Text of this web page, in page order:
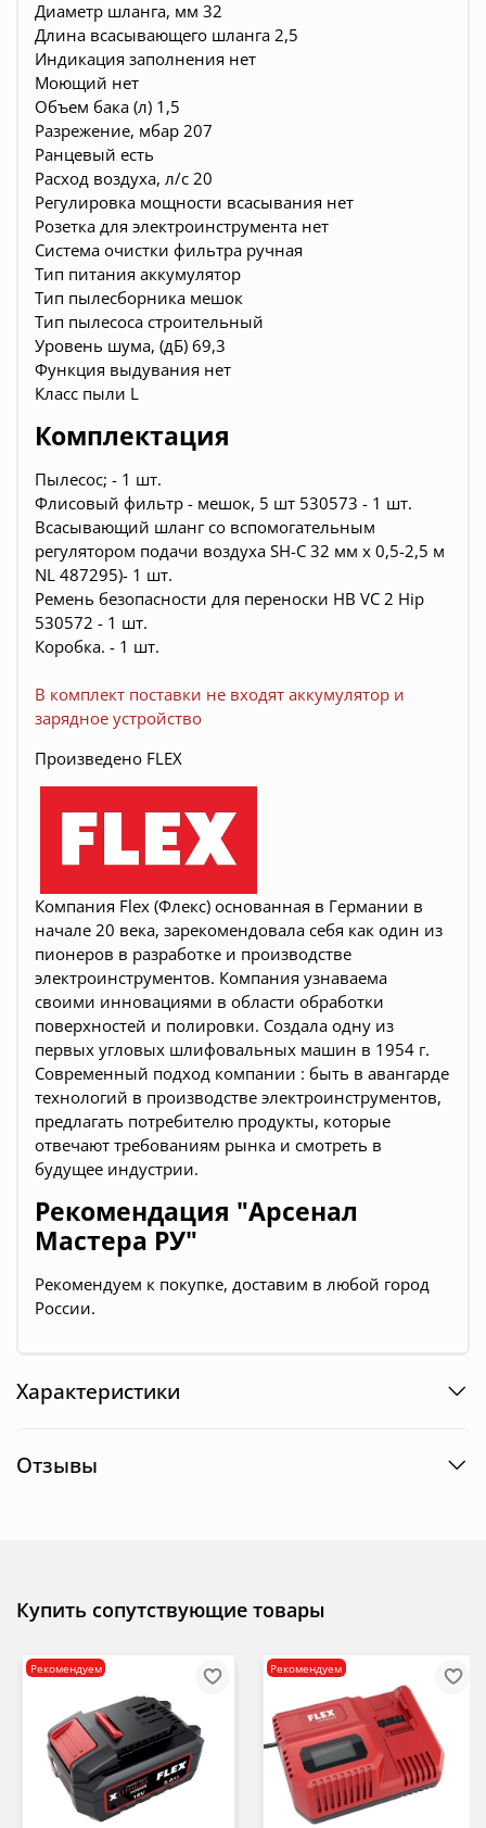
Диаметр шланга, мм 32
Длина всасывающего шланга 2,5
Индикация заполнения нет
Моющий нет
Объем бака (л) 1,5
Разрежение, мбар 207
Ранцевый есть
Расход воздуха, л/с 20
Регулировка мощности всасывания нет
Розетка для электроинструмента нет
Система очистки фильтра ручная
Тип питания аккумулятор
Тип пылесборника мешок
Тип пылесоса строительный
Уровень шума, (дБ) 69,3
Функция выдувания нет
Класс пыли L
Комплектация
Пылесос; - 1 шт.
Флисовый фильтр - мешок, 5 шт 530573 - 1 шт.
Всасывающий шланг со вспомогательным
регулятором подачи воздуха SH-C 32 мм x 0,5-2,5 м
NL 487295)- 1 шт.
Ремень безопасности для переноски HB VC 2 Hip
530572 - 1 шт.
Коробка. - 1 шт.
В комплект поставки не входят аккумулятор и
зарядное устройство
Произведено FLEX
Компания Flex (Флекс) основанная в Германии в
начале 20 века, зарекомендовала себя как один из
пионеров в разработке и производстве
электроинструментов. Компания узнаваема
своими инновациями в области обработки
поверхностей и полировки. Создала одну из
первых угловых шлифовальных машин в 1954 г.
Современный подход компании : быть в авангарде
технологий в производстве электроинструментов,
предлагать потребителю продукты, которые
отвечают требованиям рынка и смотреть в
будущее индустрии.
Рекомендация "Арсенал
Мастера РУ"
Рекомендуем к покупке, доставим в любой город
России.
Характеристики
Отзывы
Купить сопутствующие товары
Рекомендуем Рекомендуем